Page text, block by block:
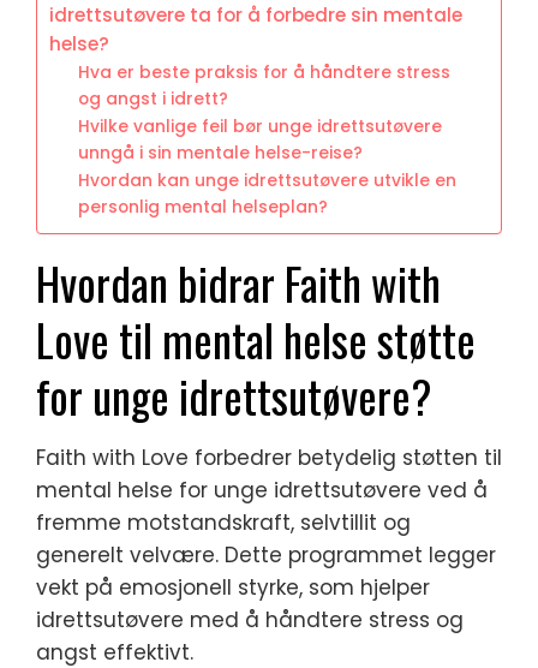
idrettsutøvere ta for å forbedre sin mentale
helse?
Hva er beste praksis for å håndtere stress
og angst i idrett?
Hvilke vanlige feil bør unge idrettsutøvere
unngå i sin mentale helse-reise?
Hvordan kan unge idrettsutøvere utvikle en
personlig mental helseplan?
Hvordan bidrar Faith with
Love til mental helse støtte
for unge idrettsutøvere?
Faith with Love forbedrer betydelig støtten til
mental helse for unge idrettsutøvere ved å
fremme motstandskraft, selvtillit og
generelt velvære. Dette programmet legger
vekt på emosjonell styrke, som hjelper
idrettsutøvere med å håndtere stress og
angst effektivt.